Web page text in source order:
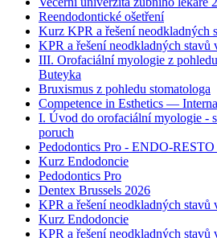
Reendodontické ošetření
Kurz KPR a řešení neodkladných
KPR a řešení neodkladných stavů
III. Orofaciální myologie z
Buteyka
Bruxismus z pohledu stomatologa
Competence in Esthetics —
I. Úvod do orofaciální myologie -
poruch
Pedodontics Pro - ENDO-RESTO
Kurz Endodoncie
Pedodontics Pro
Dentex Brussels 2026
KPR a řešení neodkladných stavů
Kurz Endodoncie
KPR a řešení neodkladných stavů